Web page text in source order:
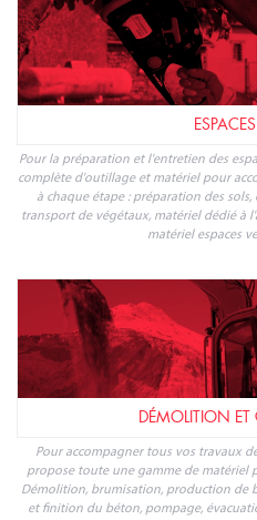
Pour la préparation et l'entretien des
complète d'outillage et matériel pour
à chaque étape : préparation des
transport de végétaux, matériel dédié à
matériel espaces
DÉMOLITION
Pour accompagner tous vos travaux
propose toute une gamme de matériel
Démolition, brumisation, production de
et finition du béton, pompage,